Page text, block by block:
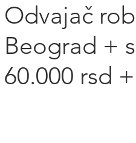
Odvajač
Beograd +
60.000 rsd